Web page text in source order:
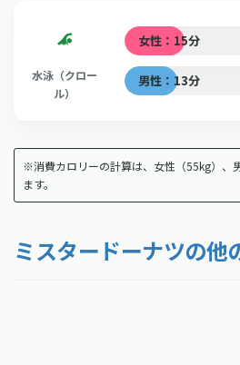
水泳（クロー
ル）
女性：15分
男性：13分
※消費カロリーの計算は、女性（55kg）、
ます。
ミスタードーナツの他